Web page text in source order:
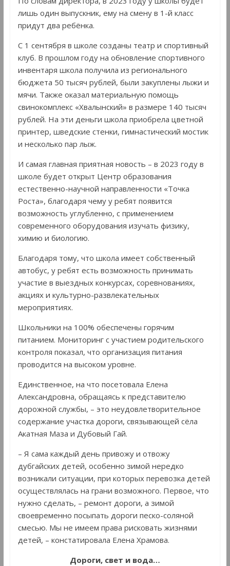
лишь один выпускник, ему на смену в 1-й класс
придут два ребёнка.
С 1 сентября в школе созданы театр и спортивный
клуб. В прошлом году на обновление спортивного
инвентаря школа получила из регионального
бюджета 50 тысяч рублей, были закуплены лыжи и
мячи. Также оказал материальную помощь
свинокомплекс «Хвалынский» в размере 140 тысяч
рублей. На эти деньги школа приобрела цветной
принтер, шведские стенки, гимнастический мостик
и несколько пар лыж.
И самая главная приятная новость – в 2023 году в
школе будет открыт Центр образования
естественно-научной направленности «Точка
Роста», благодаря чему у ребят появится
возможность углубленно, с применением
современного оборудования изучать физику,
химию и биологию.
Благодаря тому, что школа имеет собственный
автобус, у ребят есть возможность принимать
участие в выездных конкурсах, соревнованиях,
акциях и культурно-развлекательных
мероприятиях.
Школьники на 100% обеспечены горячим
питанием. Мониторинг с участием родительского
контроля показал, что организация питания
проводится на высоком уровне.
Единственное, на что посетовала Елена
Александровна, обращаясь к представителю
дорожной службы, – это неудовлетворительное
содержание участка дороги, связывающей сёла
Акатная Маза и Дубовый Гай.
– Я сама каждый день привожу и отвожу
дубгайских детей, особенно зимой нередко
возникали ситуации, при которых перевозка детей
осуществлялась на грани возможного. Первое, что
нужно сделать, – ремонт дороги, а зимой
своевременно посыпать дороги песко-соляной
смесью. Мы не имеем права рисковать жизнями
детей, – констатировала Елена Храмова.
Дороги, свет и вода…